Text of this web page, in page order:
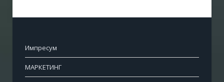
Импресум
МАРКЕТИНГ